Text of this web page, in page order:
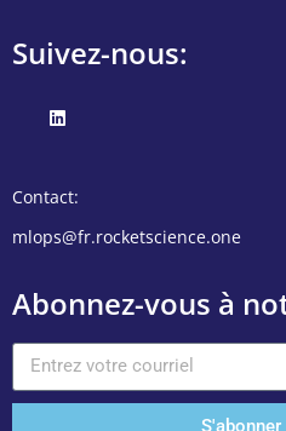
Suivez-nous:
Contact:
mlops@fr.rocketscience.one
Abonnez-vous à
S'abonner